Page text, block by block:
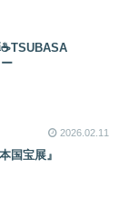
2026.02.11
国宝展』